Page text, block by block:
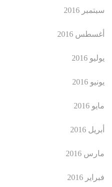
سبتمبر 2016
أغسطس 2016
يوليو 2016
يونيو 2016
مايو 2016
أبريل 2016
مارس 2016
فبراير 2016